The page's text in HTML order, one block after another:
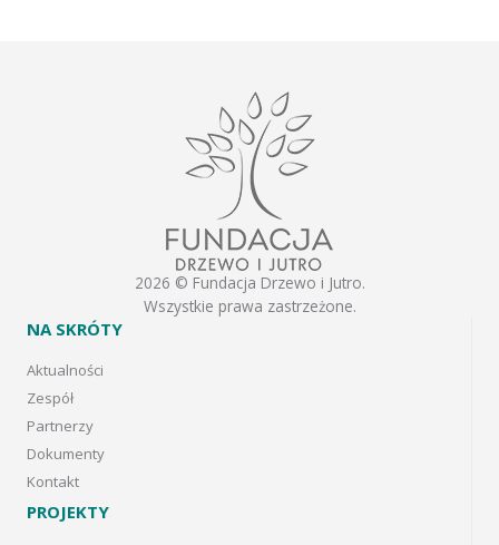
2026 © Fundacja Drzewo i Jutro.
Wszystkie prawa zastrzeżone.
NA SKRÓTY
Aktualności
Zespół
Partnerzy
Dokumenty
Kontakt
PROJEKTY